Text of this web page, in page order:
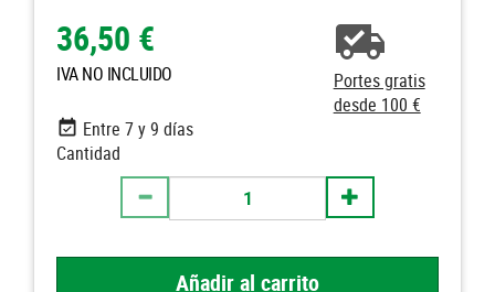
36,50 €
IVA NO INCLUIDO
Portes gratis
desde 100 €
Entre 7 y 9 días
Cantidad
Añadir al carrito